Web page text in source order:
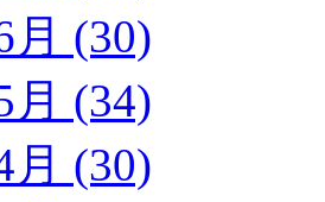
月 (30)
月 (34)
月 (30)